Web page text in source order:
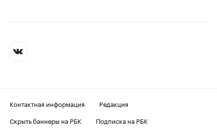
Контактная информация
Редакция
Скрыть баннеры на РБК
Подписка на РБК